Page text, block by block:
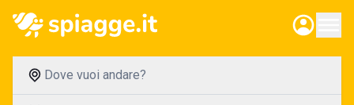
Dove vuoi andare?